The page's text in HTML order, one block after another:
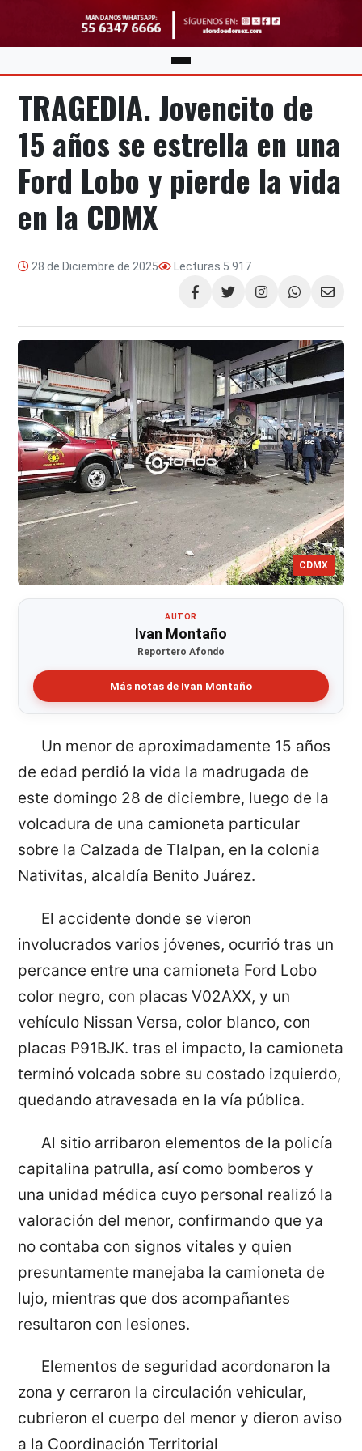
TRAGEDIA. Jovencito de
15 años se estrella en una
Ford Lobo y pierde la vida
en la CDMX
28 de Diciembre de 2025 Lecturas 5.917
Compartir
CDMX
AUTOR
Ivan Montaño
Reportero Afondo
Más notas de Ivan Montaño
Un menor de aproximadamente 15 años
de edad perdió la vida la madrugada de
este domingo 28 de diciembre, luego de la
volcadura de una camioneta particular
sobre la Calzada de Tlalpan, en la colonia
Nativitas, alcaldía Benito Juárez.
El accidente donde se vieron
involucrados varios jóvenes, ocurrió tras un
percance entre una camioneta Ford Lobo
color negro, con placas V02AXX, y un
vehículo Nissan Versa, color blanco, con
placas P91BJK. tras el impacto, la camioneta
terminó volcada sobre su costado izquierdo,
quedando atravesada en la vía pública.
Al sitio arribaron elementos de la policía
capitalina patrulla, así como bomberos y
una unidad médica cuyo personal realizó la
valoración del menor, confirmando que ya
no contaba con signos vitales y quien
presuntamente manejaba la camioneta de
lujo, mientras que dos acompañantes
resultaron con lesiones.
Elementos de seguridad acordonaron la
zona y cerraron la circulación vehicular,
cubrieron el cuerpo del menor y dieron aviso
a la Coordinación Territorial